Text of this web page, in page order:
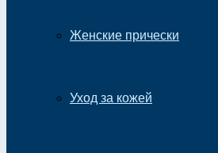
Женские прически
Уход за кожей